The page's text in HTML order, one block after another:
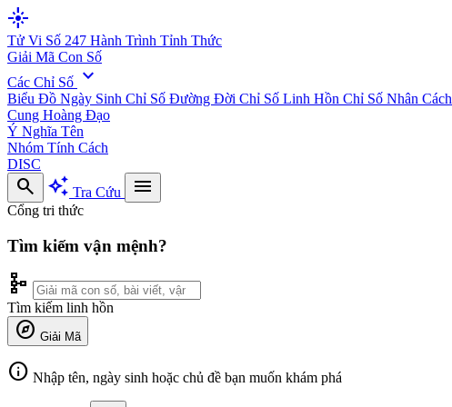
flare
Tử Vi Số 247 Hành Trình Tỉnh Thức
Giải Mã Con Số
Các Chỉ Số expand_more
Biểu Đồ Ngày Sinh Chỉ Số Đường Đời Chỉ Số Linh Hồn Chỉ Số Nhân Cách
Cung Hoàng Đạo
Ý Nghĩa Tên
Nhóm Tính Cách
DISC
search auto_awesome Tra Cứu menu
Cổng tri thức
Tìm kiếm vận mệnh?
schema
Tìm kiếm linh hồn
explore Giải Mã
info Nhập tên, ngày sinh hoặc chủ đề bạn muốn khám phá